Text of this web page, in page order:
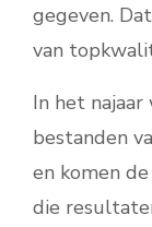
gegeven.
van
In het
bestanden
en komen
die